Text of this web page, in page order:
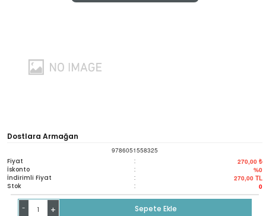
Dostlara Armağan
9786051558325
Fiyat : 270,00 ₺
İskonto : %0
İndirimli Fiyat : 270,00 TL
Stok : 0
- +
Sepete Ekle